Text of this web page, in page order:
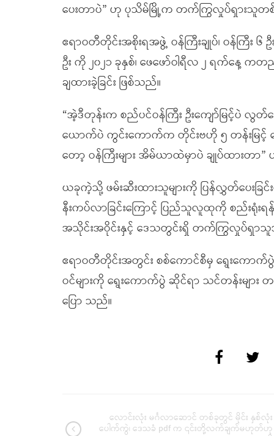
ပေးတာပဲ” ဟု ပုသိမ်မြို့က တက်ကြွလှုပ်ရှားသူတစ်
ဧရာဝတီတိုင်းအစိုးရအဖွဲ့ ဝန်ကြီးချုပ်၊ ဝန်ကြီး ၆
ဦး ကို ၂၀၂၁ ခုနှစ်၊ ဖေဖော်ဝါရီလ ၂ ရက်နေ့ က
ချထားခဲ့ခြင်း ဖြစ်သည်။
“အဲ့ဒီတုန်းက စည်ပင်ဝန်ကြီး ဦးကျော်မြင့်ပဲ လွတ်
ယောက်ပဲ ကွင်းကောက်က တိုင်းဗဟို ၅ တန်းမြင့် လ
တော့ ဝန်ကြီးများ အိမ်ယာထဲမှာပဲ ချုပ်ထား
ယခုကဲ့သို့ ဖမ်းဆီးထားသူများကို ပြန်လွှတ်ပေးခြ
နီးကပ်လာခြင်းကြောင့် ပြည်သူလူထုကို စည်းရုံး
အသိုင်းအဝိုင်းနှင့် ဒေသတွင်းရှိ တက်ကြွလှုပ်ရှာသူ
ဧရာဝတီတိုင်းအတွင်း စစ်ကောင်စီမှ ရွေးကောက်
ဝင်များကို ရွေးကောက်ပွဲ ဆိုင်ရာ သင်တန်းမျာ
ပြော သည်။
လောင်းလုံး မင်္ဂလာဆောင် တစ်ခုတွင် မိုင်း နှစ်လုံး
ပေါက်ကွဲ၊ ဒေသခံ pdf က ၎င်းတို့လက်ချက်မဟုတ်ဟု